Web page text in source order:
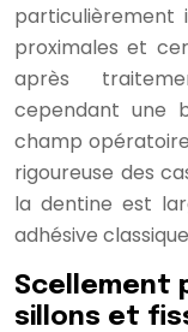
particulièrement
proximales et
après
cependant une
champ
rigoureuse des
la dentine est
adhésive
Scellement
sillons et